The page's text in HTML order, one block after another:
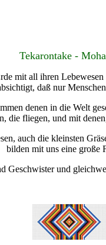
Tekarontake -
mit all ihren Lebewesen
daß nur
denen in die Welt
die fliegen, und mit
auch die kleinsten
bilden mit uns eine große
Geschwister und